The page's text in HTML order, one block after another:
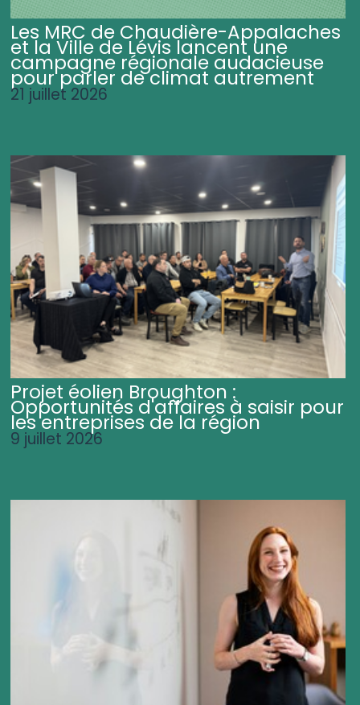
Les MRC de Chaudière-Appalaches
et la Ville de Lévis lancent une
campagne régionale audacieuse
pour parler de climat autrement
21 juillet 2026
Projet éolien Broughton :
Opportunités d'affaires à saisir pour
les entreprises de la région
9 juillet 2026